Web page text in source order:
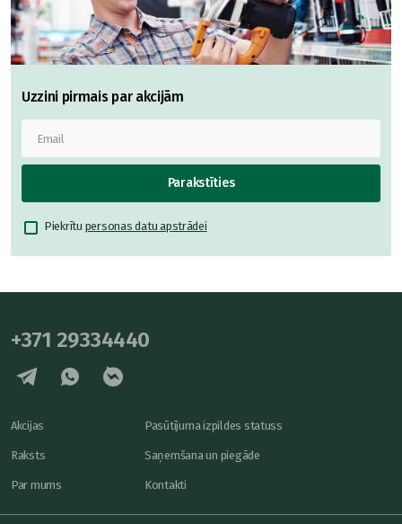
Uzzini pirmais par akcijām
Parakstīties
Piekrītu personas datu apstrādei
+371 29334440
Akcijas
Raksts
Par mums
Pasūtījuma izpildes statuss
Saņemšana un piegāde
Kontakti